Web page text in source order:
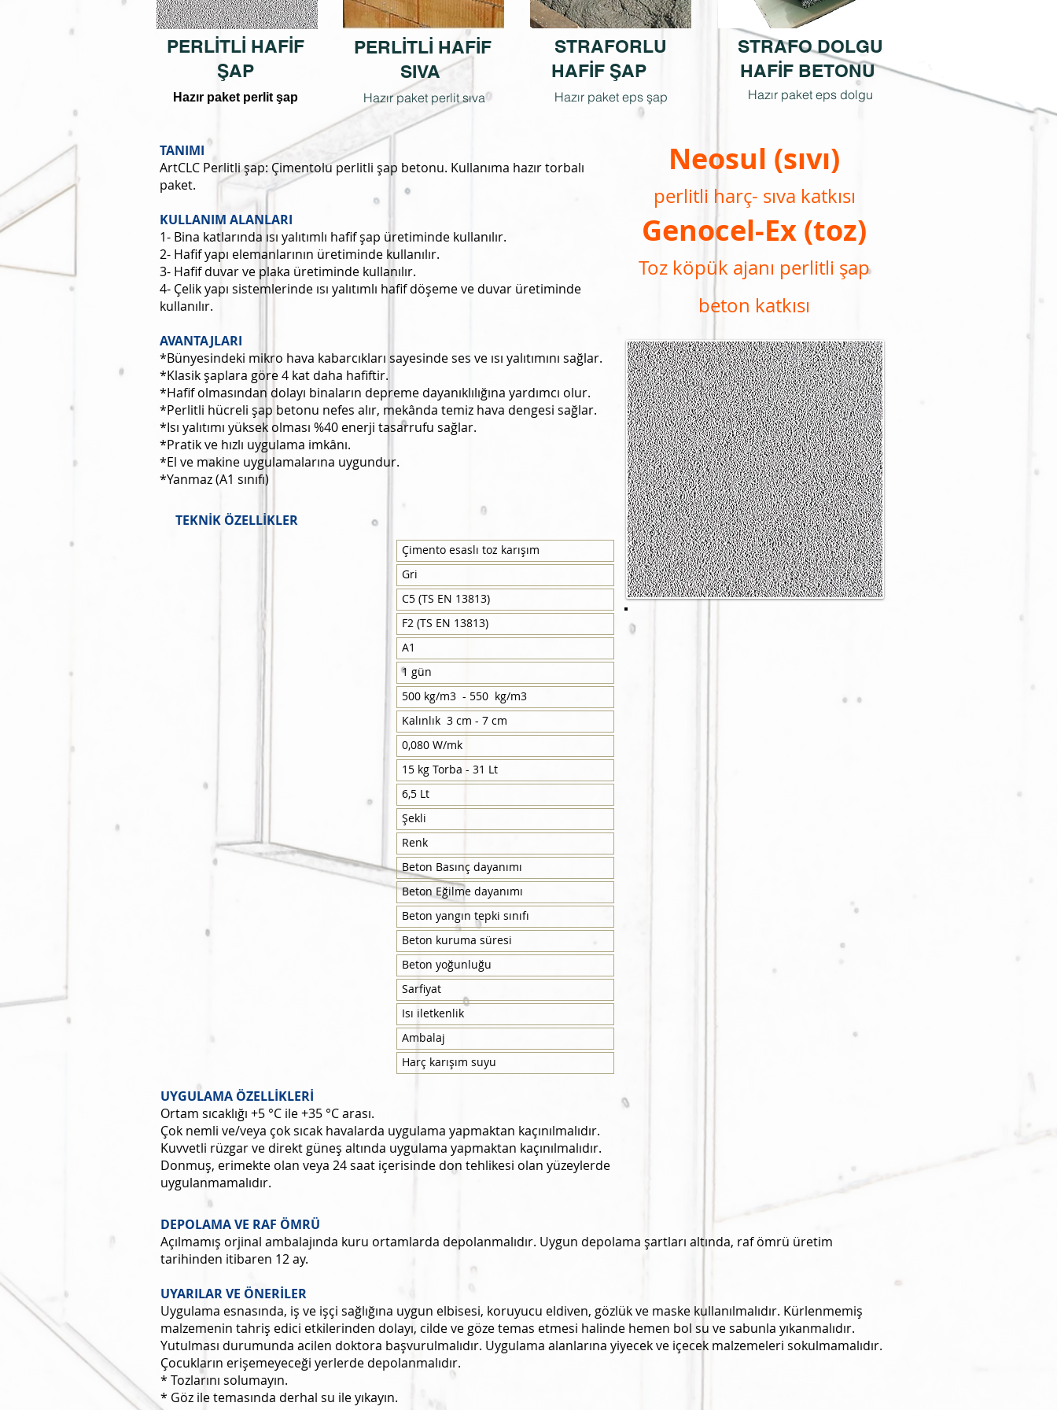
PERLİTLİ HAFİF
ŞAP
Hazır paket perlit şap
PERLİTLİ HAFİF
SIVA
Hazır paket perlit sıva
STRAFORLU
HAFİF ŞAP
Hazır paket eps şap
STRAFO DOLGU
HAFİF BETONU
Hazır paket eps dolgu
TANIMI
ArtCLC Perlitli şap: Çimentolu perlitli şap betonu. Kullanıma hazır torbalı
paket.
KULLANIM ALANLARI
1- Bina katlarında ısı yalıtımlı hafif şap üretiminde kullanılır.
2- Hafif yapı elemanlarının üretiminde kullanılır.
3- Hafif duvar ve plaka üretiminde kullanılır.
4- Çelik yapı sistemlerinde ısı yalıtımlı hafif döşeme ve duvar üretiminde
kullanılır.
AVANTAJLARI
*Bünyesindeki mikro hava kabarcıkları sayesinde ses ve ısı yalıtımını sağlar.
*Klasik şaplara göre 4 kat daha hafiftir.
*Hafif olmasından dolayı binaların depreme dayanıklılığına yardımcı olur.
*Perlitli hücreli şap betonu nefes alır, mekânda temiz hava dengesi sağlar.
*Isı yalıtımı yüksek olması %40 enerji tasarrufu sağlar.
*Pratik ve hızlı uygulama imkânı.
*El ve makine uygulamalarına uygundur.
*Yanmaz (A1 sınıfı)
TEKNİK ÖZELLİKLER
Çimento esaslı toz karışım
Gri
C5 (TS EN 13813)
F2 (TS EN 13813)
A1
1 gün
500 kg/m3 - 550 kg/m3
Kalınlık 3 cm - 7 cm
0,080 W/mk
15 kg Torba - 31 Lt
6,5 Lt
Şekli
Renk
Beton Basınç dayanımı
Beton Eğilme dayanımı
Beton yangın tepki sınıfı
Beton kuruma süresi
Beton yoğunluğu
Sarfiyat
Isı iletkenlik
Ambalaj
Harç karışım suyu
UYGULAMA ÖZELLİKLERİ
Ortam sıcaklığı +5 °C ile +35 °C arası.
Çok nemli ve/veya çok sıcak havalarda uygulama yapmaktan kaçınılmalıdır.
Kuvvetli rüzgar ve direkt güneş altında uygulama yapmaktan kaçınılmalıdır.
Donmuş, erimekte olan veya 24 saat içerisinde don tehlikesi olan yüzeylerde
uygulanmamalıdır.
Neosul (sıvı)
perlitli harç- sıva katkısı
Genocel-Ex (toz)
Toz köpük ajanı perlitli şap
beton katkısı
DEPOLAMA VE RAF ÖMRÜ
Açılmamış orjinal ambalajında kuru ortamlarda depolanmalıdır. Uygun depolama şartları altında, raf ömrü üretim
tarihinden itibaren 12 ay.
UYARILAR VE ÖNERİLER
Uygulama esnasında, iş ve işçi sağlığına uygun elbisesi, koruyucu eldiven, gözlük ve maske kullanılmalıdır. Kürlenmemiş
malzemenin tahriş edici etkilerinden dolayı, cilde ve göze temas etmesi halinde hemen bol su ve sabunla yıkanmalıdır.
Yutulması durumunda acilen doktora başvurulmalıdır. Uygulama alanlarına yiyecek ve içecek malzemeleri sokulmamalıdır.
Çocukların erişemeyeceği yerlerde depolanmalıdır.
* Tozlarını solumayın.
* Göz ile temasında derhal su ile yıkayın.